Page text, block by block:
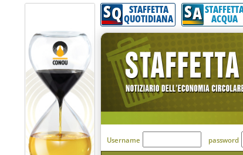
SQ STAFFETTA
QUOTIDIANA SA ACQUA
'Modulo Login per
Username password